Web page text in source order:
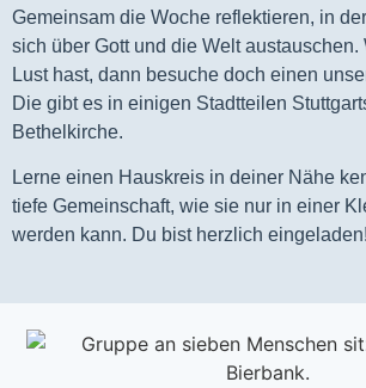
Gemeinsam die Woche reflektieren, in
sich über Gott und die Welt austauschen.
Lust hast, dann besuche doch einen
Die gibt es in einigen Stadtteilen
Bethelkirche.
Lerne einen Hauskreis in deiner Nähe
tiefe Gemeinschaft, wie sie nur in einer
werden kann. Du bist herzlich eingeladen!